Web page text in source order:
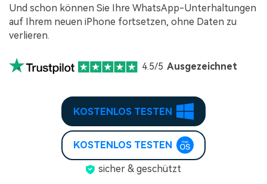
Und schon können Sie Ihre WhatsApp-Unterhaltungen
auf Ihrem neuen iPhone fortsetzen, ohne Daten zu
verlieren.
4.5/5 Ausgezeichnet
KOSTENLOS TESTEN
KOSTENLOS TESTEN
sicher & geschützt